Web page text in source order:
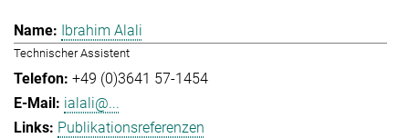
Ibrahim Alali
Technischer Assistent
+49 (0)3641 57-1454
ialali@...
Publikationsreferenzen